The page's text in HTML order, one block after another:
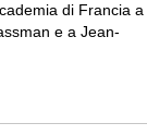
di Francia a
e a Jean-